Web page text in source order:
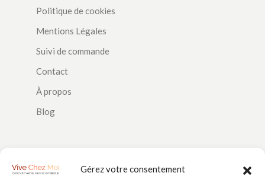
Gérez votre consentement
Politique de cookies
Mentions Légales
Suivi de commande
Contact
À propos
Blog